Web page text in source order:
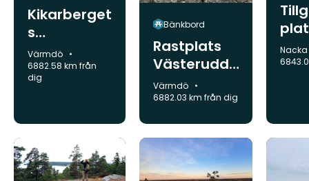
Kikarberget
s
utsiktsplats
på Bullerö
Kommun:
Värmdö
6882.58 km från
dig
Bänkbord
Rastplats
Västerudde
n
Kommun:
Värmdö
6882.03 km från dig
Lilla